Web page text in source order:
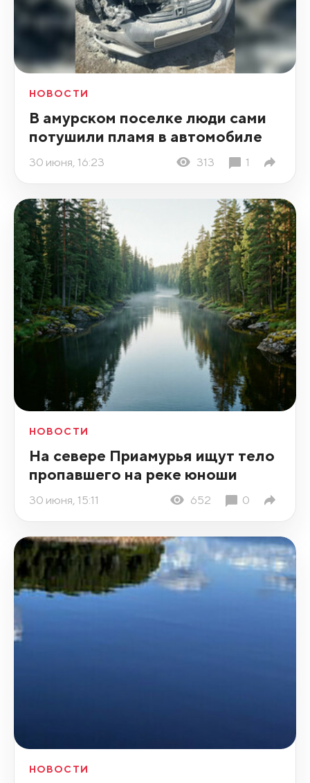
НОВОСТИ
В амурском поселке люди сами
потушили пламя в автомобиле
30 июня, 16:23 313 1
НОВОСТИ
На севере Приамурья ищут тело
пропавшего на реке юноши
30 июня, 15:11 652 0
НОВОСТИ